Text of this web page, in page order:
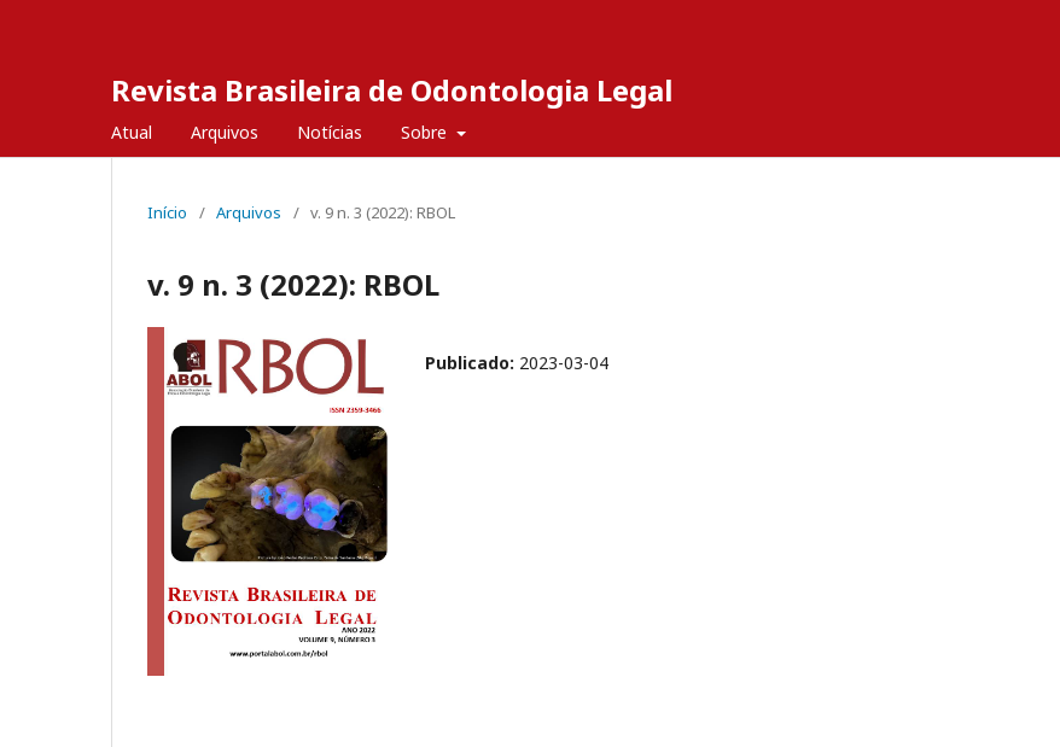
Revista Brasileira de Odontologia Legal
Atual Arquivos Notícias Sobre
Início / Arquivos / v. 9 n. 3 (2022): RBOL
v. 9 n. 3 (2022): RBOL
Publicado: 2023-03-04